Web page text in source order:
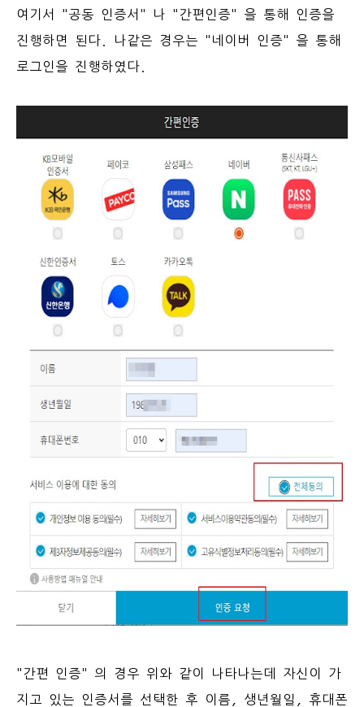
여기서 "공동 인증서" 나 "간편인증" 을 통해 인증을
진행하면 된다. 나같은 경우는 "네이버 인증" 을 통해
로그인을 진행하였다.
"간편 인증" 의 경우 위와 같이 나타나는데 자신이 가
지고 있는 인증서를 선택한 후 이름, 생년월일, 휴대폰